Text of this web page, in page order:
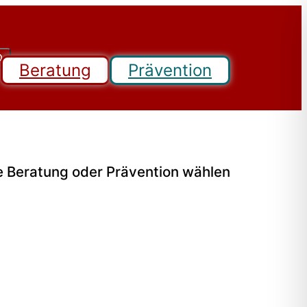
Beratung Prävention
Beratung oder Prävention wählen